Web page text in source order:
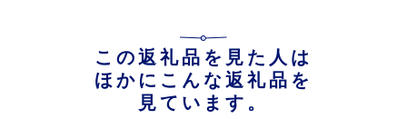
この返礼品を見た人は
ほかにこんな返礼品を
見ています。